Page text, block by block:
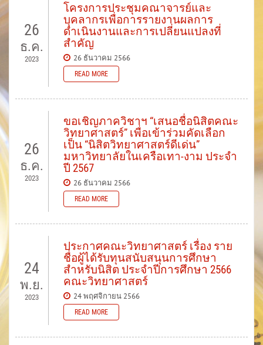
26
ธ.ค.
2023
โครงการประชุมคณาจารย์และ
บุคลากรเพื่อการรายงานผลการ
ดำเนินงานและการเปลี่ยนแปลงที่
สำคัญ
26 ธันวาคม 2566
READ MORE
26
ธ.ค.
2023
ขอเชิญภาควิชาฯ “เสนอชื่อนิสิตคณะ
วิทยาศาสตร์” เพื่อเข้าร่วมคัดเลือก
เป็น “นิสิตวิทยาศาสตร์ดีเด่น”
มหาวิทยาลัยในเครือเทา-งาม ประจำ
ปี 2567
26 ธันวาคม 2566
READ MORE
24
พ.ย.
2023
ประกาศคณะวิทยาศาสตร์ เรื่อง ราย
ชื่อผู้ได้รับทุนสนับสนุนการศึกษา
สำหรับนิสิต ประจำปีการศึกษา 2566
คณะวิทยาศาสตร์
24 พฤศจิกายน 2566
READ MORE